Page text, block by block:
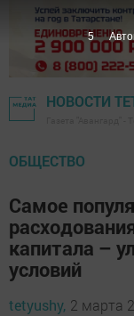
НОВОСТИ
ОБЩЕСТВО
Самое
капитала –
условий
tetyushy, 2 марта
4